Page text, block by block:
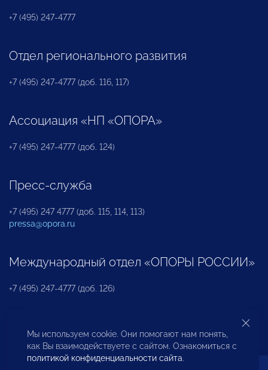
+7 (495) 247-4777
Отдел регионального развития
+7 (495) 247-4777 (доб. 116, 117)
Ассоциация «НП «ОПОРА»
+7 (495) 247-4777 (доб. 124)
Пресс-служба
+7 (495) 247 4777 (доб. 115, 114, 113)
pressa@opora.ru
Международный отдел «ОПОРЫ РОССИИ»
+7 (495) 247-4777 (доб. 126)
Бюро по защите прав предпринимателей и
инвесторов
Мы используем cookie. Они помогают нам понять,
как Вы взаимодействуете с сайтом. Ознакомиться с
политикой конфиденциальности сайта.